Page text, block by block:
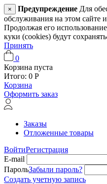
× Предупреждение Для
обслуживания на этом сайте
Продолжая его
куки (cookies) будут
Принять
0
Корзина пуста
Итого: 0 Р
Корзина
Оформить заказ
Заказы
Отложенные товары
ВойтиРегистрация
E-mail
ПарольЗабыли пароль?
Создать учетную запись